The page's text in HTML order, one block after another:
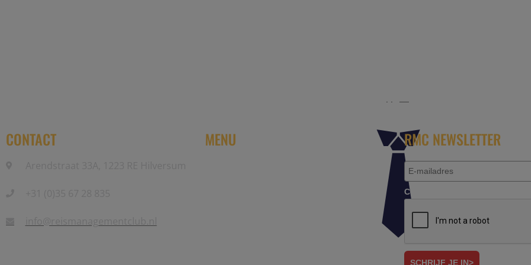
CONTACT MENU RMC NEWSLETTER
Controleer je aanvraag.*
SCHRIJF JE IN>